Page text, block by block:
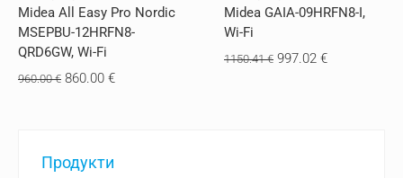
Midea All Easy Pro Nordic
MSEPBU-12HRFN8-
QRD6GW, Wi-Fi
960.00€ Original
860.00 €Текущата
Midea GAIA-09HRFN8-I,
Wi-Fi
1150.41€ Original
997.02 €Текущата
Продукти